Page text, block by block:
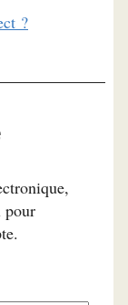
?
pour